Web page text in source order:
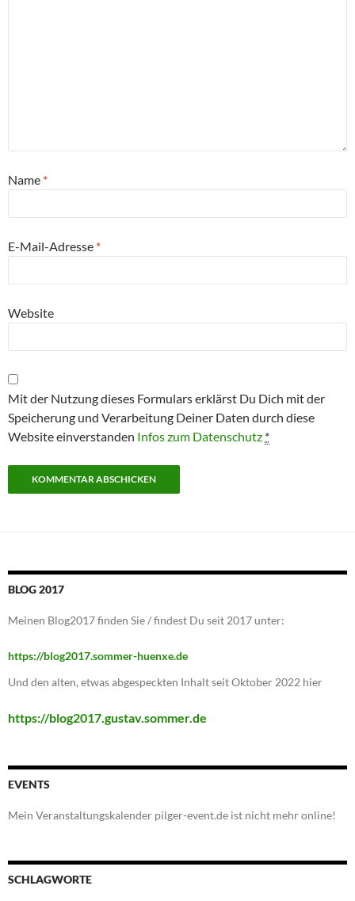
Name *
E-Mail-Adresse *
Website
Mit der Nutzung dieses Formulars erklärst Du Dich mit der
Speicherung und Verarbeitung Deiner Daten durch diese
Website einverstanden Infos zum Datenschutz *
BLOG 2017
Meinen Blog2017 finden Sie / findest Du seit 2017 unter:
https://blog2017.sommer-huenxe.de
Und den alten, etwas abgespeckten Inhalt seit Oktober 2022 hier
https://blog2017.gustav.sommer.de
EVENTS
Mein Veranstaltungskalender pilger-event.de ist nicht mehr online!
SCHLAGWORTE